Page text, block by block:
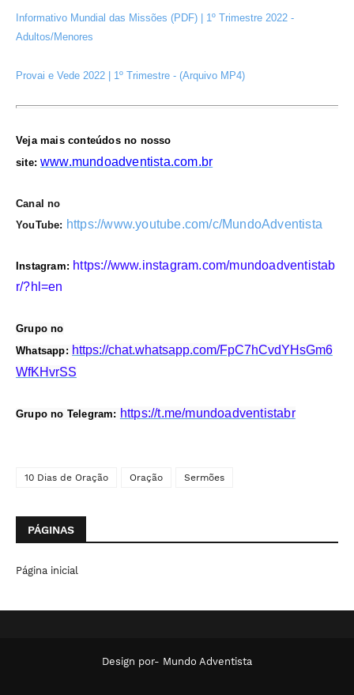
Informativo Mundial das Missões (PDF) | 1º Trimestre 2022 -
Adultos/Menores
Provai e Vede 2022 | 1º Trimestre - (Arquivo MP4)
Veja mais conteúdos no nosso
site: www.mundoadventista.com.br
Canal no
YouTube: https://www.youtube.com/c/MundoAdventista
Instagram: https://www.instagram.com/mundoadventistab
r/?hl=en
Grupo no
Whatsapp: https://chat.whatsapp.com/FpC7hCvdYHsGm6
WfKHvrSS
Grupo no Telegram: https://t.me/mundoadventistabr
10 Dias de Oração Oração Sermões
PÁGINAS
Página inicial
Design por- Mundo Adventista